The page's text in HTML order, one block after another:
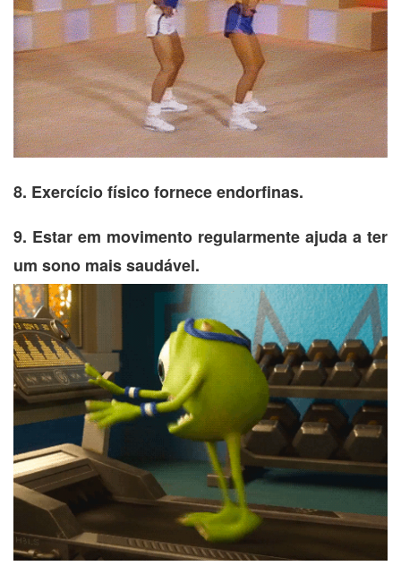
8. Exercício físico fornece endorfinas.
9. Estar em movimento regularmente ajuda a ter
um sono mais saudável.